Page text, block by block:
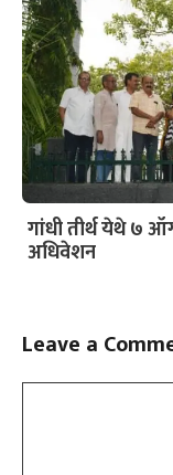
गांधी तीर्थ येथे ७
अधिवेशन
Leave a